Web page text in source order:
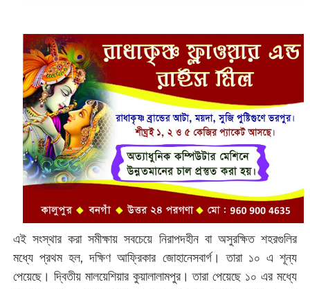
এই সংস্থার করা সমীক্ষায় সবচেয়ে নিরাপদহীন বা অসুরক্ষিত শহরগুলির
মধ্যে প্রথম হল, দক্ষিণ আফ্রিকার জোহানেসবার্গ। তারা ১০ এ শূন্য
পেয়েছে। দ্বিতীয় মালয়েশিয়ার কুয়ালালামপুর। তারা পেয়েছে ১০ এর মধ্যে